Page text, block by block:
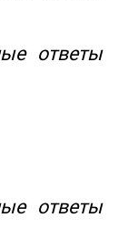
ответы
ответы